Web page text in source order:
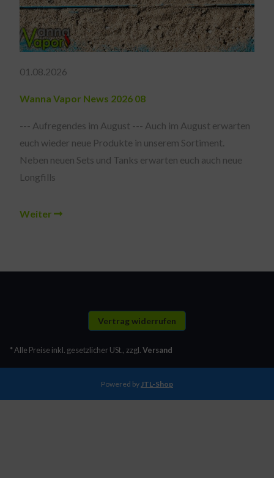
01.08.2026
Wanna Vapor News 2026 08
--- Aufregendes im August --- Auch im August erwarten
euch wieder neue Produkte in unserem Sortiment.
Neben neuen Sets und Tanks erwarten euch auch neue
Longfills
Weiter
Vertrag widerrufen
* Alle Preise inkl. gesetzlicher USt., zzgl.Versand
Powered by JTL-Shop